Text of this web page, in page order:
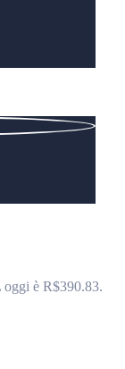
è R$390.83.